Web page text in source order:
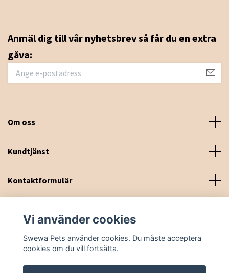
Anmäl dig till vår nyhetsbrev så får du en extra
gåva:
Om oss
Kundtjänst
Kontaktformulär
Vi använder cookies
Swewa Pets använder cookies. Du måste acceptera
cookies om du vill fortsätta.